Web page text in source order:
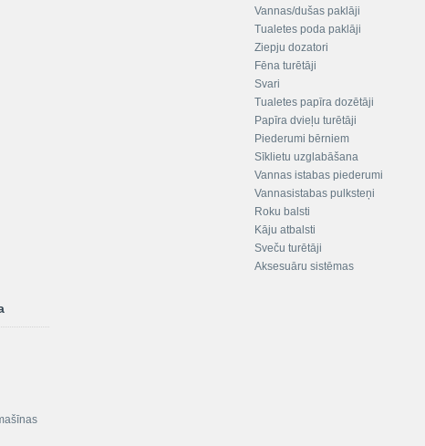
Vannas/dušas paklāji
Tualetes poda paklāji
Ziepju dozatori
Fēna turētāji
Svari
Tualetes papīra dozētāji
Papīra dvieļu turētāji
Piederumi bērniem
Sīklietu uzglabāšana
Vannas istabas piederumi
Vannasistabas pulksteņi
Roku balsti
Kāju atbalsti
Sveču turētāji
Aksesuāru sistēmas